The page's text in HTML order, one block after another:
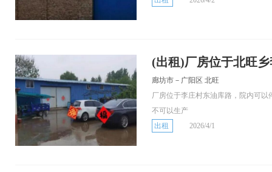
(出租)厂房位于北旺
廊坊市－广阳区 北旺
厂房位于李庄村东油库路，院内可
不可以生产
出租
2026/4/1